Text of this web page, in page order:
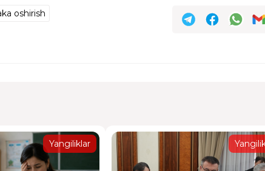
oshirish
Yangiliklar